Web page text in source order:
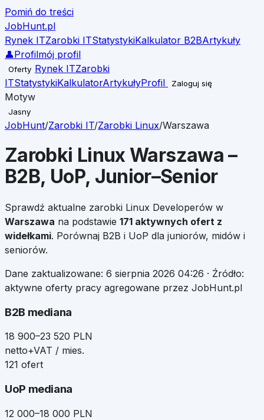
Pomiń do treści
JobHunt.pl
Rynek ITZarobki ITStatystykiKalkulator B2BArtykuły
👤Profilmój profil
Oferty Rynek ITZarobki
ITStatystykiKalkulatorArtykułyProfil Zaloguj się
Motyw
Jasny
JobHunt/Zarobki IT/Zarobki Linux/Warszawa
Zarobki Linux Warszawa –
B2B, UoP, Junior–Senior
Sprawdź aktualne zarobki Linux Developerów w
Warszawa na podstawie 171 aktywnych ofert z
widełkami. Porównaj B2B i UoP dla juniorów, midów i
seniorów.
Dane zaktualizowane: 6 sierpnia 2026 04:26 · Źródło:
aktywne oferty pracy agregowane przez JobHunt.pl
B2B mediana
18 900–23 520 PLN
netto+VAT / mies.
121 ofert
UoP mediana
12 000–18 000 PLN